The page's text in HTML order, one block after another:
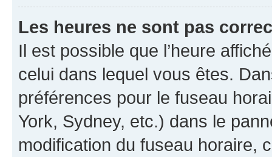
Les heures ne sont pas
Il est possible que l’heure
celui dans lequel vous êtes.
préférences pour le fuseau
York, Sydney, etc.) dans le
modification du fuseau horaire,